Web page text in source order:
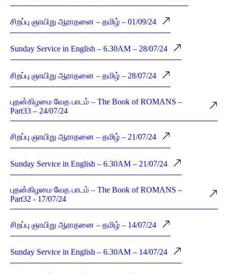
சிறப்பு ஞாயிறு ஆராதனை – தமிழ் – 01/09/24
Sunday Service in English – 6.30AM – 28/07/24
சிறப்பு ஞாயிறு ஆராதனை – தமிழ் – 28/07/24
புதன்கிழமை வேத பாடம் – The Book of ROMANS –
Part33 – 24/07/24
சிறப்பு ஞாயிறு ஆராதனை – தமிழ் – 21/07/24
Sunday Service in English – 6.30AM – 21/07/24
புதன்கிழமை வேத பாடம் – The Book of ROMANS –
Part32 - 17/07/24
சிறப்பு ஞாயிறு ஆராதனை – தமிழ் – 14/07/24
Sunday Service in English – 6.30AM – 14/07/24